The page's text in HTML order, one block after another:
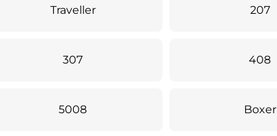
Traveller 207
307 408
5008 Boxer